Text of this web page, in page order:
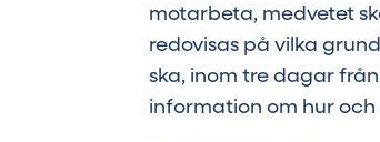
motarbeta, medvetet
redovisas på vilka
ska, inom tre dagar
information om hur och